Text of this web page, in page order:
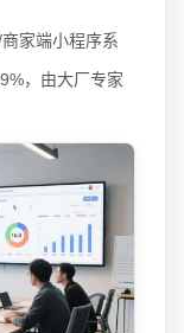
家端小程序系
，由大厂专家